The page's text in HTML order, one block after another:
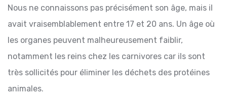
Nous ne connaissons pas précisément son âge, mais il
avait vraisemblablement entre 17 et 20 ans. Un âge où
les organes peuvent malheureusement faiblir,
notamment les reins chez les carnivores car ils sont
très sollicités pour éliminer les déchets des protéines
animales.